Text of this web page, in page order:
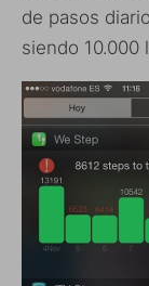
de pasos
siendo 10.000